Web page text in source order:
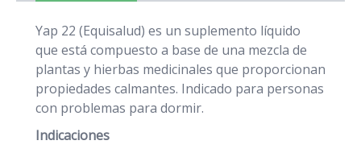
Yap 22 (Equisalud) es un suplemento líquido
que está compuesto a base de una mezcla de
plantas y hierbas medicinales que proporcionan
propiedades calmantes. Indicado para personas
con problemas para dormir.
Indicaciones